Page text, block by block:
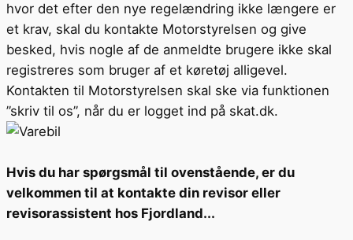
hvor det efter den nye regelændring ikke længere er
et krav, skal du kontakte Motorstyrelsen og give
besked, hvis nogle af de anmeldte brugere ikke skal
registreres som bruger af et køretøj alligevel.
Kontakten til Motorstyrelsen skal ske via funktionen
”skriv til os”, når du er logget ind på skat.dk.
Hvis du har spørgsmål til ovenstående, er du
velkommen til at kontakte din revisor eller
revisorassistent hos Fjordland...